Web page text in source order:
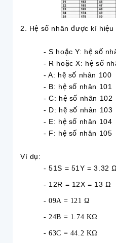
2. Hệ số nhân được kí
- S hoặc Y: hệ số
- R hoặc X: hệ số
- A: hệ số nhân 100
- B: hệ số nhân 101
- C: hệ số nhân 102
- D: hệ số nhân 103
- E: hệ số nhân 104
- F: hệ số nhân 105
Ví dụ:
- 51S = 51Y = 3.32 Ω
- 12R = 12X = 13 Ω
- 09A = 121 Ω
- 24B = 1.74 KΩ
- 63C = 44.2 KΩ